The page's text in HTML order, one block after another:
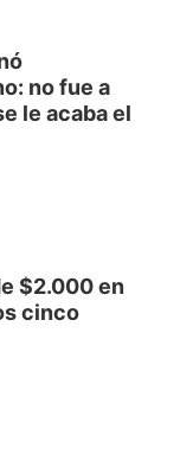
no fue a
le acaba el
$2.000 en
cinco